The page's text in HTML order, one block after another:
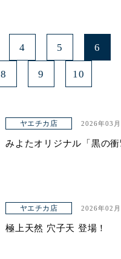
4 5 6
8 9 10
ヤエチカ店 2026年03月
みよたオリジナル「黒の衝
ヤエチカ店 2026年02月
極上天然 穴子天 登場！